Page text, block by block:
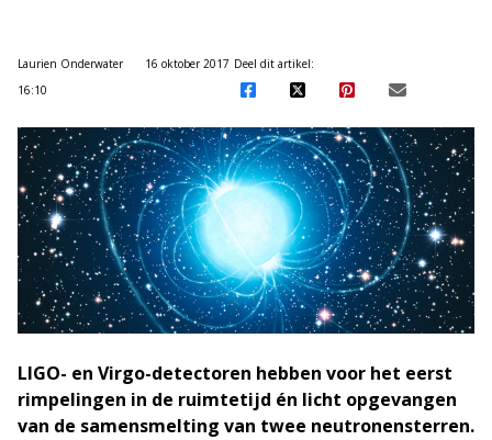
Laurien Onderwater
16 oktober 2017
16:10
Deel dit artikel:
LIGO- en Virgo-detectoren hebben voor het eerst
rimpelingen in de ruimtetijd én licht opgevangen
van de samensmelting van twee neutronensterren.